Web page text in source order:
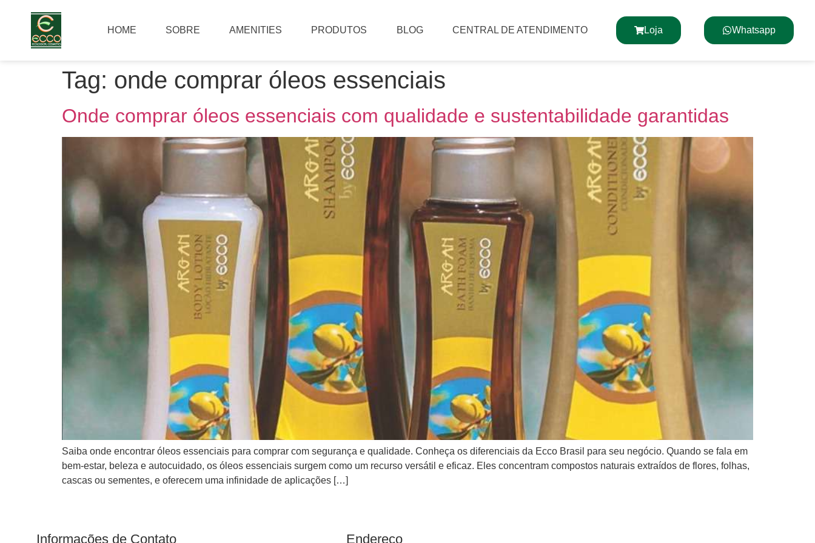
HOME SOBRE AMENITIES PRODUTOS BLOG CENTRAL DE ATENDIMENTO Loja Whatsapp
Tag: onde comprar óleos essenciais
Onde comprar óleos essenciais com qualidade e sustentabilidade garantidas
Saiba onde encontrar óleos essenciais para comprar com segurança e qualidade. Conheça os diferenciais da Ecco Brasil para seu negócio. Quando se fala em
bem-estar, beleza e autocuidado, os óleos essenciais surgem como um recurso versátil e eficaz. Eles concentram compostos naturais extraídos de flores, folhas,
cascas ou sementes, e oferecem uma infinidade de aplicações […]
Informações de Contato Endereço